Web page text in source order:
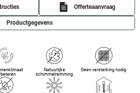
Natuurlijke
schimmelremming
Geen versterking nodig
Offerteaanvraag
Productgegevens